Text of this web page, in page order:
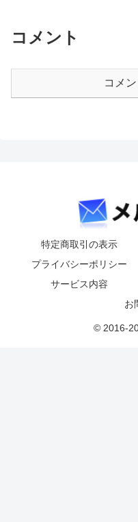
コメント
コメ
特定商取引の表示
プライバシーポリシー
サービス内容
お
© 2016-